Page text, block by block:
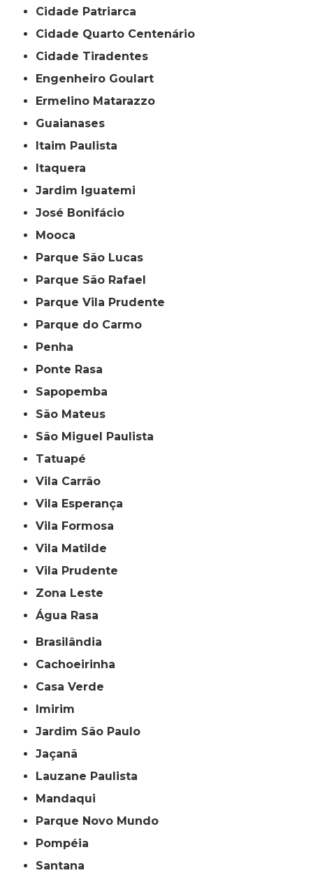
Cidade Patriarca
Cidade Quarto Centenário
Cidade Tiradentes
Engenheiro Goulart
Ermelino Matarazzo
Guaianases
Itaim Paulista
Itaquera
Jardim Iguatemi
José Bonifácio
Mooca
Parque São Lucas
Parque São Rafael
Parque Vila Prudente
Parque do Carmo
Penha
Ponte Rasa
Sapopemba
São Mateus
São Miguel Paulista
Tatuapé
Vila Carrão
Vila Esperança
Vila Formosa
Vila Matilde
Vila Prudente
Zona Leste
Água Rasa
Brasilândia
Cachoeirinha
Casa Verde
Imirim
Jardim São Paulo
Jaçanã
Lauzane Paulista
Mandaqui
Parque Novo Mundo
Pompéia
Santana